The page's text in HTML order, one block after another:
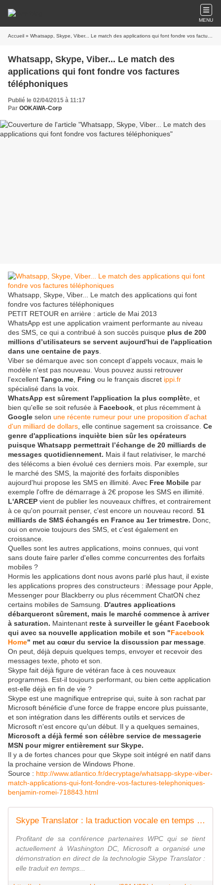
MENU
Accueil » Whatsapp, Skype, Viber... Le match des applications qui font fondre vos factures téléphoniques
Whatsapp, Skype, Viber... Le match des
applications qui font fondre vos factures
téléphoniques
Publié le 02/04/2015 à 11:17
Par OOKAWA-Corp
Whatsapp, Skype, Viber... Le match des applications qui font
fondre vos factures téléphoniques
PETIT RETOUR en arrière : article de Mai 2013
WhatsApp est une application vraiment performante au niveau
des SMS, ce qui a contribué à son succès puisque plus de 200
millions d’utilisateurs se servent aujourd'hui de l'application
dans une centaine de pays
Viber se démarque avec son concept d’appels vocaux, mais le
modèle n'est pas nouveau. Vous pouvez aussi retrouver
l'excellent Tango.me Fring ou le français discret ippi.fr
spécialisé dans la voix.
WhatsApp est sûrement l'application la plus complète, et
bien qu'elle se soit refusée à Facebook , et plus récemment à
Google selon une récente rumeur pour une proposition d'achat
d'un milliard de dollars , elle continue sagement sa croissance. Ce
genre d'applications inquiète bien sûr les opérateurs
puisque Whatsapp permettrait l’échange de 20 milliards de
messages quotidiennement. Mais il faut relativiser, le marché
des télécoms a bien évolué ces derniers mois. Par exemple, sur
le marché des SMS, la majorité des forfaits disponibles
aujourd'hui propose les SMS en illimité. Avec Free Mobile par
exemple l'offre de démarrage à 2€ propose les SMS en illimité.
L'ARCEP vient de publier les nouveaux chiffres, et contrairement
à ce qu'on pourrait penser, c'est encore un nouveau record. 51
milliards de SMS échangés en France au 1er trimestre. Donc,
oui on envoie toujours des SMS, et c'est également en
croissance.
Quelles sont les autres applications, moins connues, qui vont
sans doute faire parler d'elles comme concurrentes des forfaits
mobiles ?
Hormis les applications dont nous avons parlé plus haut, il existe
les applications propres des constructeurs : iMessage pour Apple,
Messenger pour Blackberry ou plus récemment ChatON chez
certains mobiles de Samsung. D'autres applications
débarqueront sûrement, mais le marché commence à arriver
à saturation. Maintenant reste à surveiller le géant Facebook
qui avec sa nouvelle application mobile et son "Facebook
Home" met au cœur du service la discussion par message
On peut, déjà depuis quelques temps, envoyer et recevoir des
messages texte, photo et son.
Skype fait déjà figure de vétéran face à ces nouveaux
programmes. Est-il toujours performant, ou bien cette application
est-elle déjà en fin de vie ?
Skype est une magnifique entreprise qui, suite à son rachat par
Microsoft bénéficie d'une force de frappe encore plus puissante,
et son intégration dans les différents outils et services de
Microsoft n'est encore qu'un début. Il y a quelques semaines,
Microsoft a déjà fermé son célèbre service de messagerie
MSN pour migrer entièrement sur Skype.
Il y a de fortes chances pour que Skype soit intégré en natif dans
la prochaine version de Windows Phone.
Source : http://www.atlantico.fr/decryptage/whatsapp-skype-viber-
match-applications-qui-font-fondre-vos-factures-telephoniques-
benjamin-romei-718843.html
Skype Translator : la traduction vocale en temps réel, ça fonctionne ! - OOKAWA Corp.
Profitant de sa conférence partenaires WPC qui se tient
actuellement à Washington DC, Microsoft a organisé une
démonstration en direct de la technologie Skype Translator :
elle traduit en temps...